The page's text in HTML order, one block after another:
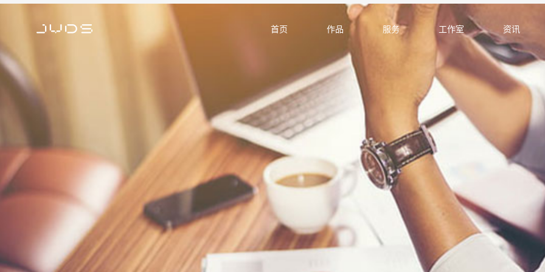
首页 作品 服务 工作室 资讯